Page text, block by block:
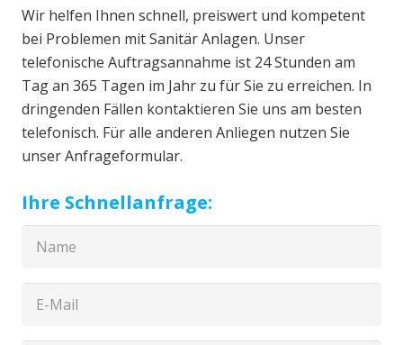
Wir helfen Ihnen schnell, preiswert und kompetent
bei Problemen mit Sanitär Anlagen. Unser
telefonische Auftragsannahme ist 24 Stunden am
Tag an 365 Tagen im Jahr zu für Sie zu erreichen. In
dringenden Fällen kontaktieren Sie uns am besten
telefonisch. Für alle anderen Anliegen nutzen Sie
unser Anfrageformular.
Ihre Schnellanfrage: